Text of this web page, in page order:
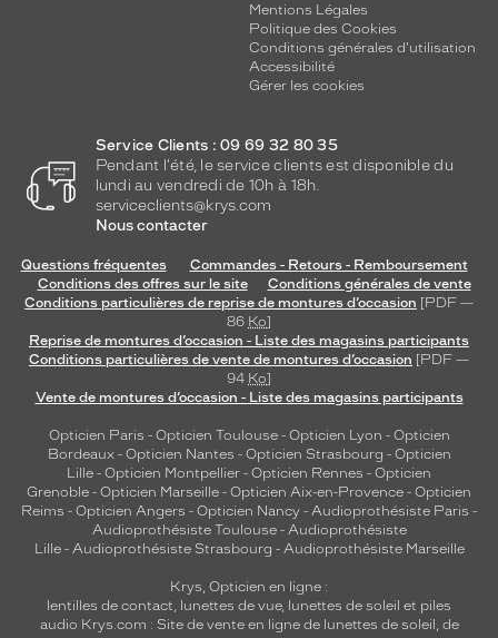
Mentions Légales
Politique des Cookies
Conditions générales d'utilisation
Accessibilité
Gérer les cookies
Service Clients : 09 69 32 80 35
Pendant l'été, le service clients est disponible du
lundi au vendredi de 10h à 18h.
serviceclients@krys.com
Nous contacter
Questions fréquentes
Commandes - Retours - Remboursement
Conditions des offres sur le site
Conditions générales de vente
Conditions particulières de reprise de montures d’occasion [PDF —
86 Ko]
Reprise de montures d’occasion - Liste des magasins participants
Conditions particulières de vente de montures d’occasion [PDF —
94 Ko]
Vente de montures d’occasion - Liste des magasins participants
Opticien Paris - Opticien Toulouse- Opticien Lyon - Opticien
Bordeaux- Opticien Nantes - Opticien Strasbourg - Opticien
Lille - Opticien Montpellier - Opticien Rennes - Opticien
Grenoble - Opticien Marseille - Opticien Aix-en-Provence - Opticien
Reims - Opticien Angers - Opticien Nancy - Audioprothésiste Paris -
Audioprothésiste Toulouse- Audioprothésiste
Lille- Audioprothésiste Strasbourg - Audioprothésiste Marseille
Krys, Opticien en ligne :
lentilles de contact, lunettes de vue, lunettes de soleil et piles
audio Krys.com : Site de vente en ligne de lunettes de soleil, de